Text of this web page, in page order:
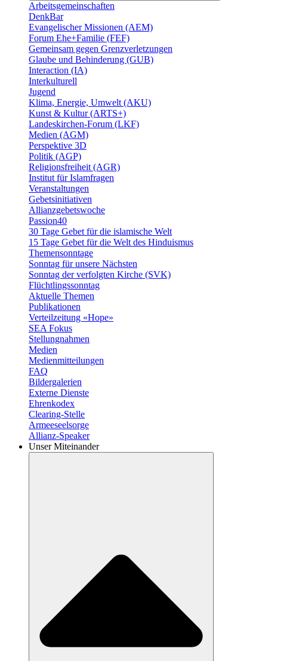
Arbeitsgemeinschaften
DenkBar
Evangelischer Missionen (AEM)
Forum Ehe+Familie (FEF)
Gemeinsam gegen Grenzverletzungen
Glaube und Behinderung (GUB)
Interaction (IA)
Interkulturell
Jugend
Klima, Energie, Umwelt (AKU)
Kunst & Kultur (ARTS+)
Landeskirchen-Forum (LKF)
Medien (AGM)
Perspektive 3D
Politik (AGP)
Religionsfreiheit (AGR)
Institut für Islamfragen
Veranstaltungen
Gebetsinitiativen
Allianzgebetswoche
Passion40
30 Tage Gebet für die islamische Welt
15 Tage Gebet für die Welt des Hinduismus
Themensonntage
Sonntag für unsere Nächsten
Sonntag der verfolgten Kirche (SVK)
Flüchtlingssonntag
Aktuelle Themen
Publikationen
Verteilzeitung «Hope»
SEA Fokus
Stellungnahmen
Medien
Medienmitteilungen
FAQ
Bildergalerien
Externe Dienste
Ehrenkodex
Clearing-Stelle
Armeeseelsorge
Allianz-Speaker
Unser Miteinander